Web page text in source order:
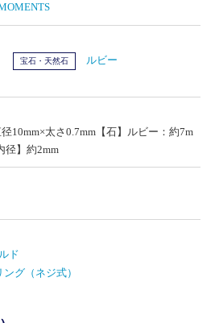
宝石・天然石 ルビー
10mm×太さ0.7mm【石】ルビー：約7m
径】約2mm
ド
グ（ネジ式）